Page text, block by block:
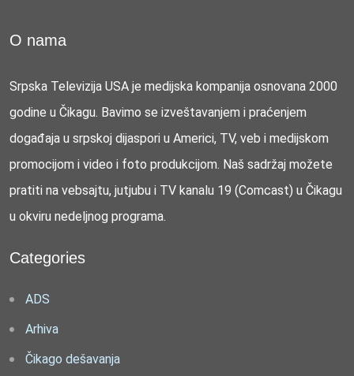
O nama
Srpska Televizija USA je medijska kompanija osnovana 2000
godine u Čikagu. Bavimo se izveštavanjem i praćenjem
događaja u srpskoj dijaspori u Americi, TV, veb i medijskom
promocijom i video i foto produkcijom. Naš sadržaj možete
pratiti na vebsajtu, jutjubu i TV kanalu 19 (Comcast) u Čikagu
u okviru nedeljnog programa.
Categories
ADS
Arhiva
Čikago dešavanja